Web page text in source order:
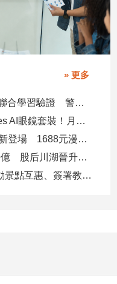
» 更多
8大銀行攜手完成AI防詐模型聯合學習驗證 警示帳戶準確度提升2倍
台灣大電信獨賣Even Realities AI眼鏡套裝！月付1399元 專案價3990
遠傳跨洲多國20GB定量包全新登場 1688元漫遊逾百國家！
台股收跌214點！外資小買20億 股后川湖晉升萬金股
高雄陸奧市深化交流 即日啟動景點互惠、簽署教育合作MOU